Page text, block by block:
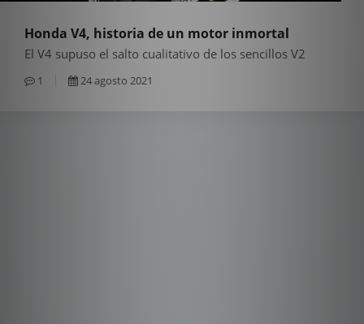
Honda V4, historia de un motor inmortal
El V4 supuso el salto cualitativo de los sencillos V2
1 24 agosto 2021